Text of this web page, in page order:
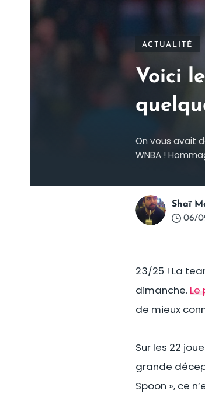
ACTUALITÉ
Voici
On vous avait
WNBA !
06/
Shaï
23/25 ! La
dimanche. Le
de mieux
Sur les 22
grande
Spoon », ce